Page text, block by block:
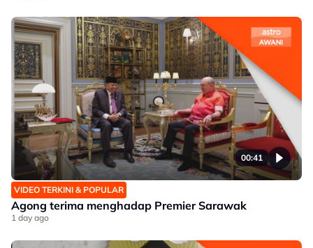
00:41
VIDEO TERKINI & POPULAR
Agong terima menghadap Premier Sarawak
1 day ago